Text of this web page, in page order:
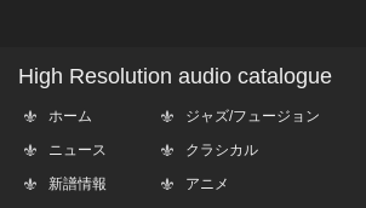
High Resolution audio catalogue
ホーム
ニュース
新譜情報
ジャズ/フュージョン
クラシカル
アニメ